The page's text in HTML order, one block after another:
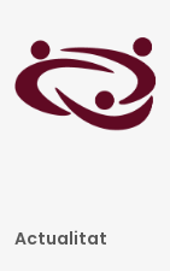
Actualitat